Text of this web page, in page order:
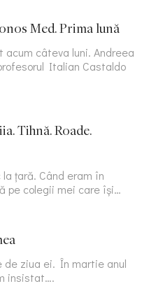
Med. Prima lună
câteva luni. Andreea
Italian Castaldo
Tihnă. Roade.
țară. Când eram în
pe colegii mei care își…
ziua ei. În martie anul
insistat….